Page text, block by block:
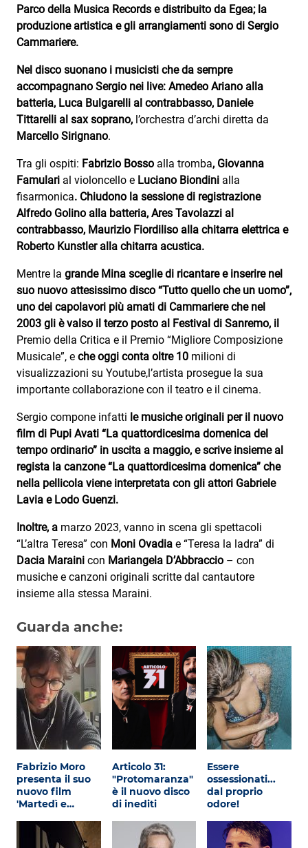
Parco della Musica Records e distribuito da Egea; la
produzione artistica e gli arrangiamenti sono di Sergio
Cammariere.
Nel disco suonano i musicisti che da sempre
accompagnano Sergio nei live: Amedeo Ariano alla
batteria, Luca Bulgarelli al contrabbasso, Daniele
Tittarelli al sax soprano, l’orchestra d’archi diretta da
Marcello Sirignano.
Tra gli ospiti: Fabrizio Bosso alla tromba, Giovanna
Famulari al violoncello e Luciano Biondini alla
fisarmonica. Chiudono la sessione di registrazione
Alfredo Golino alla batteria, Ares Tavolazzi al
contrabbasso, Maurizio Fiordiliso alla chitarra elettrica e
Roberto Kunstler alla chitarra acustica.
Mentre la grande Mina sceglie di ricantare e inserire nel
suo nuovo attesissimo disco “Tutto quello che un uomo”,
uno dei capolavori più amati di Cammariere che nel
2003 gli è valso il terzo posto al Festival di Sanremo, il
Premio della Critica e il Premio “Migliore Composizione
Musicale”, e che oggi conta oltre 10 milioni di
visualizzazioni su Youtube,l’artista prosegue la sua
importante collaborazione con il teatro e il cinema.
Sergio compone infatti le musiche originali per il nuovo
film di Pupi Avati “La quattordicesima domenica del
tempo ordinario” in uscita a maggio, e scrive insieme al
regista la canzone “La quattordicesima domenica” che
nella pellicola viene interpretata con gli attori Gabriele
Lavia e Lodo Guenzi.
Inoltre, a marzo 2023, vanno in scena gli spettacoli
“L’altra Teresa” con Moni Ovadia e “Teresa la ladra” di
Dacia Maraini con Mariangela D’Abbraccio – con
musiche e canzoni originali scritte dal cantautore
insieme alla stessa Maraini.
Guarda anche:
Fabrizio Moro
presenta il suo
nuovo film
'Martedì e…
Articolo 31:
"Protomaranza"
è il nuovo disco
di inediti
Essere
ossessionati...
dal proprio
odore!